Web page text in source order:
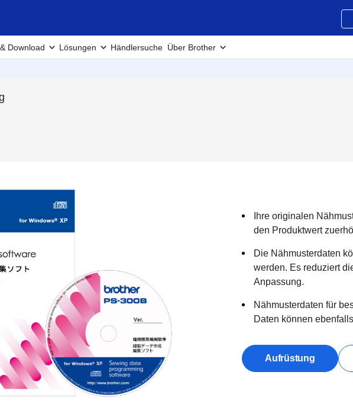
Download Lösungen Händlersuche Über Brother
Ihre originalen
den Produktwert
Die Nähmusterdaten
werden. Es reduziert
Anpassung.
Nähmusterdaten für
Daten können
Aufrüstung